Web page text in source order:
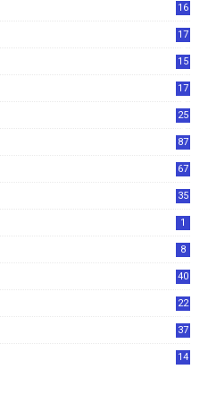
16
17
15
17
25
87
67
35
1
8
40
22
37
14